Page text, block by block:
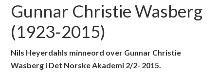
Gunnar Christie Wasberg
(1923-2015)
Nils Heyerdahls minneord over Gunnar Christie
Wasberg i Det Norske Akademi 2/2- 2015.